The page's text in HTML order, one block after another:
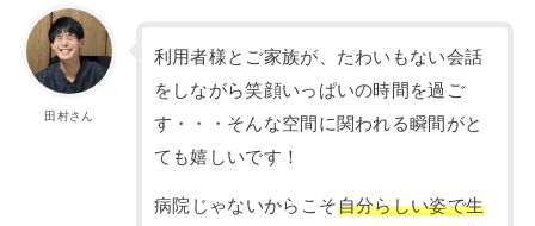
田村さん
利用者様とご家族が、たわいもない会話
をしながら笑顔いっぱいの時間を過ご
す・・・そんな空間に関われる瞬間がと
ても嬉しいです！
病院じゃないからこそ自分らしい姿で生